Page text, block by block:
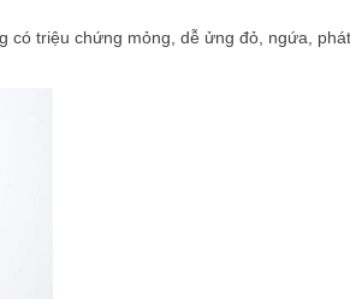
triệu chứng mỏng, dễ ửng đỏ, ngứa,